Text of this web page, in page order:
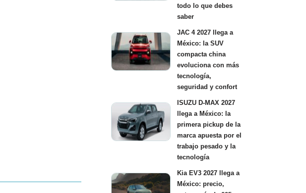
todo lo que debes
saber
JAC 4 2027 llega a
México: la SUV
compacta china
evoluciona con más
tecnología,
seguridad y confort
ISUZU D-MAX 2027
llega a México: la
primera pickup de la
marca apuesta por el
trabajo pesado y la
tecnología
Kia EV3 2027 llega a
México: precio,